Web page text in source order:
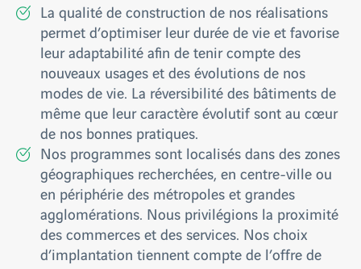
La qualité de construction de nos réalisations
permet d’optimiser leur durée de vie et favorise
leur adaptabilité afin de tenir compte des
nouveaux usages et des évolutions de nos
modes de vie. La réversibilité des bâtiments de
même que leur caractère évolutif sont au cœur
de nos bonnes pratiques.
Nos programmes sont localisés dans des zones
géographiques recherchées, en centre-ville ou
en périphérie des métropoles et grandes
agglomérations. Nous privilégions la proximité
des commerces et des services. Nos choix
d’implantation tiennent compte de l’offre de